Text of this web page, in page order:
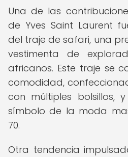
Una de las
de Yves Saint Laurent
del traje de safari, una
vestimenta de
africanos. Este traje se
comodidad,
con múltiples bolsillos,
símbolo de la moda
70.
Otra tendencia